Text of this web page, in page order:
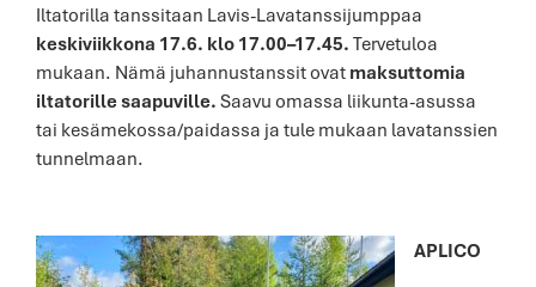
Iltatorilla tanssitaan Lavis-Lavatanssijumppaa
keskiviikkona 17.6. klo 17.00–17.45. Tervetuloa
mukaan. Nämä juhannustanssit ovat maksuttomia
iltatorille saapuville. Saavu omassa liikunta-asussa
tai kesämekossa/paidassa ja tule mukaan lavatanssien
tunnelmaan.
APLICO